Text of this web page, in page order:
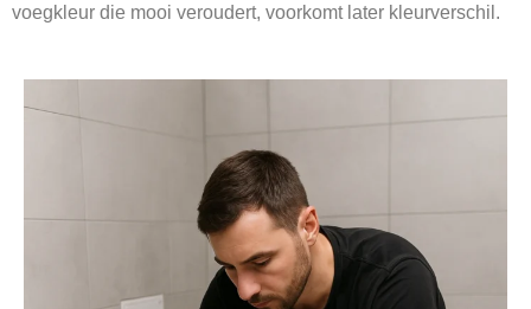
voegkleur die mooi veroudert, voorkomt later kleurverschil.